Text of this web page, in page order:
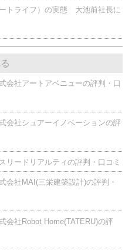
トライフ）の実態 大池前社長に
社アートアベニューの評判・口
社シュアーイノベーションの評
ードリアルティの評判・口コミ
社MAI(三栄建築設計)の評判・
社Robot Home(TATERU)の評